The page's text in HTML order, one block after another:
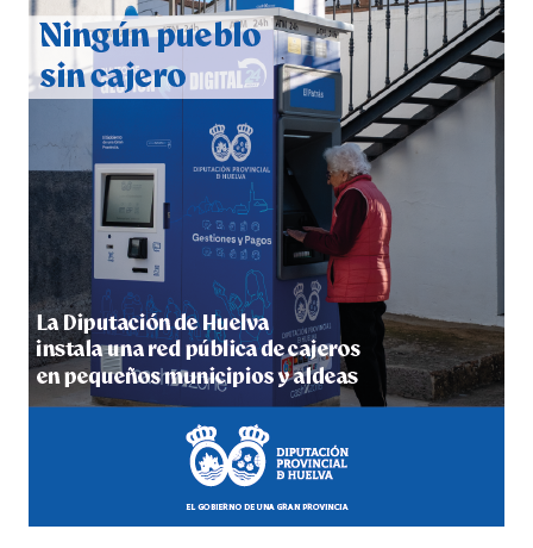
2026
hace 6 días·Huelvatv
4º DÍA DE LAS FIESTAS COLOMBINAS 2026
hace 6 días·Huelvatv